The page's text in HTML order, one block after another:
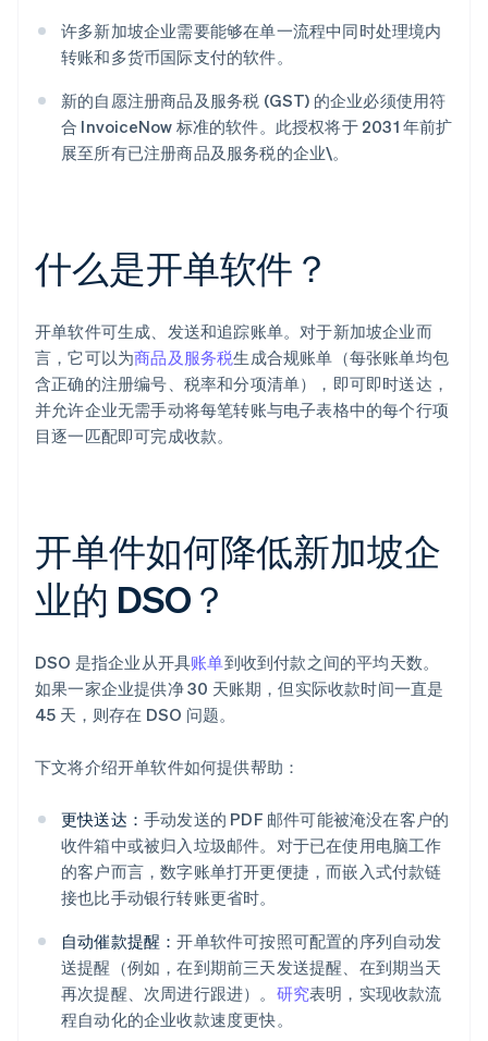
许多新加坡企业需要能够在单一流程中同时处理境内
转账和多货币国际支付的软件。
新的自愿注册商品及服务税 (GST) 的企业必须使用符
合 InvoiceNow 标准的软件。此授权将于 2031 年前扩
展至所有已注册商品及服务税的企业\。
什么是开单软件？
开单软件可生成、发送和追踪账单。对于新加坡企业而
言，它可以为商品及服务税生成合规账单（每张账单均包
含正确的注册编号、税率和分项清单），即可即时送达，
并允许企业无需手动将每笔转账与电子表格中的每个行项
目逐一匹配即可完成收款。
开单件如何降低新加坡企
业的 DSO？
DSO 是指企业从开具账单到收到付款之间的平均天数。
如果一家企业提供净 30 天账期，但实际收款时间一直是
45 天，则存在 DSO 问题。
下文将介绍开单软件如何提供帮助：
更快送达： 手动发送的 PDF 邮件可能被淹没在客户的
收件箱中或被归入垃圾邮件。对于已在使用电脑工作
的客户而言，数字账单打开更便捷，而嵌入式付款链
接也比手动银行转账更省时。
自动催款提醒：开单软件可按照可配置的序列自动发
送提醒（例如，在到期前三天发送提醒、在到期当天
再次提醒、次周进行跟进）。 研究表明，实现收款流
程自动化的企业收款速度更快。